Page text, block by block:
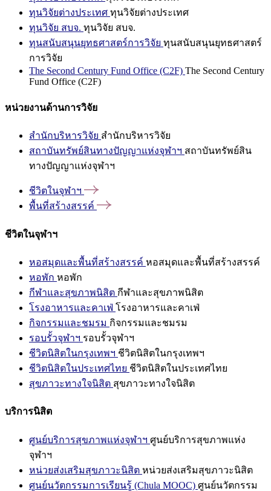
ทุนวิจัยต่างประเทศ ทุนวิจัยต่างประเทศ
ทุนวิจัย สบจ. ทุนวิจัย สบจ.
ทุนสนับสนุนยุทธศาสตร์การวิจัย ทุนสนับสนุนยุทธศาสตร์
การวิจัย
The Second Century Fund Office (C2F) The Second Century
Fund Office (C2F)
หน่วยงานด้านการวิจัย
สำนักบริหารวิจัย สำนักบริหารวิจัย
สถาบันทรัพย์สินทางปัญญาแห่งจุฬาฯ สถาบันทรัพย์สิน
ทางปัญญาแห่งจุฬาฯ
ชีวิตในจุฬาฯ
พื้นที่สร้างสรรค์
ชีวิตในจุฬาฯ
หอสมุดและพื้นที่สร้างสรรค์ หอสมุดและพื้นที่สร้างสรรค์
หอพัก หอพัก
กีฬาและสุขภาพนิสิต กีฬาและสุขภาพนิสิต
โรงอาหารและคาเฟ่ โรงอาหารและคาเฟ่
กิจกรรมและชมรม กิจกรรมและชมรม
รอบรั้วจุฬาฯ รอบรั้วจุฬาฯ
ชีวิตนิสิตในกรุงเทพฯ ชีวิตนิสิตในกรุงเทพฯ
ชีวิตนิสิตในประเทศไทย ชีวิตนิสิตในประเทศไทย
สุขภาวะทางใจนิสิต สุขภาวะทางใจนิสิต
บริการนิสิต
ศูนย์บริการสุขภาพแห่งจุฬาฯ ศูนย์บริการสุขภาพแห่ง
จุฬาฯ
หน่วยส่งเสริมสุขภาวะนิสิต หน่วยส่งเสริมสุขภาวะนิสิต
ศูนย์นวัตกรรมการเรียนรู้ (Chula MOOC) ศูนย์นวัตกรรม